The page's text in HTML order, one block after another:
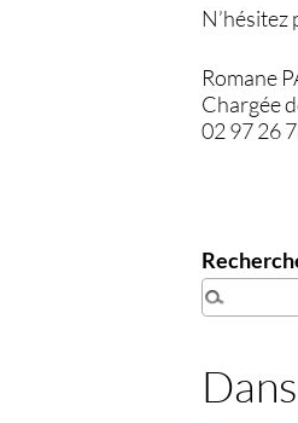
N’hésitez
Romane
Chargée
02 97 26